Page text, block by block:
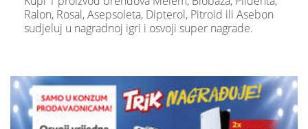
Ralon, Rosal, Asepsoleta, Dipterol, Pitroid ili Asebon
sudjeluj u nagradnoj igri i osvoji super nagrade.